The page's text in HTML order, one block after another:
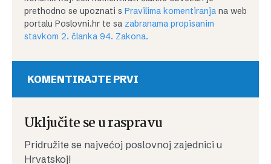
prethodno se upoznati s Pravilima komentiranja na web
portalu Poslovni.hr te sa zabranama propisanim
stavkom 2. članka 94. Zakona.
KOMENTIRAJTE PRVI
Uključite se u raspravu
Pridružite se najvećoj poslovnoj zajednici u
Hrvatskoj!